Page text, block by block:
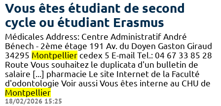
Vous êtes étudiant de second
cycle ou étudiant Erasmus
Médicales Address: Centre Administratif André
Bénech - 2ème étage 191 Av. du Doyen Gaston Giraud
34295 Montpellier cedex 5 E-mail Tel.: 04 67 33 85 28
Route Vous souhaitez le duplicata d'un bulletin de
salaire [...] pharmacie Le site Internet de la Faculté
d'odontologie Voir aussi Vous êtes interne au CHU de
Montpellier
18/02/2026 15:25